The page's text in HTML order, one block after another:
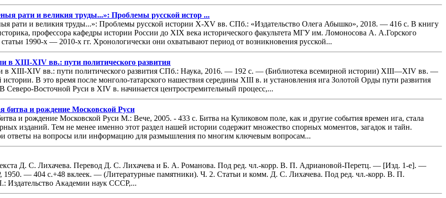
рати и великия труды...»: Проблемы русской истор ...
рати и великия труды...»: Проблемы русской истории X-XV вв. СПб.: «Издательство Олега Абышко», 2018. — 416 с. В книгу
профессора кафедры истории России до XIX века исторического факультета МГУ им. Ломоносова А. А.Горского
1990-х — 2010-х гг. Хронологически они охватывают период от возникновения русской...
в XIII-XIV вв.: пути политического развития
в XIII-XIV вв.: пути политического развития СПб.: Наука, 2016. — 192 с. — (Библиотека всемирной истории) XIII—XIV вв. —
истории. В это время после монголо-татарского нашествия середины XIII в. и установления ига Золотой Орды пути развития
В Северо-Восточной Руси в XIV в. начинается центростремительный процесс,...
и рождение Московской Руси
и рождение Московской Руси М.: Вече, 2005. - 433 с. Битва на Куликовом поле, как и другие события времен ига, стала
изданий. Тем не менее именно этот раздел нашей истории содержит множество спорных моментов, загадок и тайн.
ответы на вопросы или информацию для размышления по многим ключевым вопросам...
Д. С. Лихачева. Перевод Д. С. Лихачева и Б. А. Романова. Под ред. чл.-корр. В. П. Адриановой-Перетц. — [Изд. 1-е]. —
— 404 с.+48 вклеек. — (Литературные памятники). Ч. 2. Статьи и комм. Д. С. Лихачева. Под ред. чл.-корр. В. П.
Академии наук СССР,...